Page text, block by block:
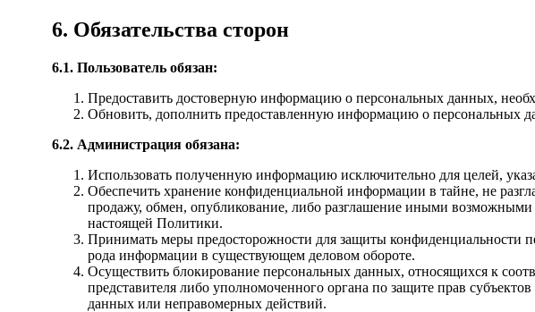
6. Обязательства сторон
6.1. Пользователь обязан:
Предоставить достоверную информацию о персональных данных,
Обновить, дополнить предоставленную информацию о персональных
6.2. Администрация обязана:
Использовать полученную информацию исключительно для целей,
Обеспечить хранение конфиденциальной информации в тайне, не
продажу, обмен, опубликование, либо разглашение иными
настоящей Политики.
Принимать меры предосторожности для защиты конфиденциальности
рода информации в существующем деловом обороте.
Осуществить блокирование персональных данных, относящихся к
представителя либо уполномоченного органа по защите прав
данных или неправомерных действий.